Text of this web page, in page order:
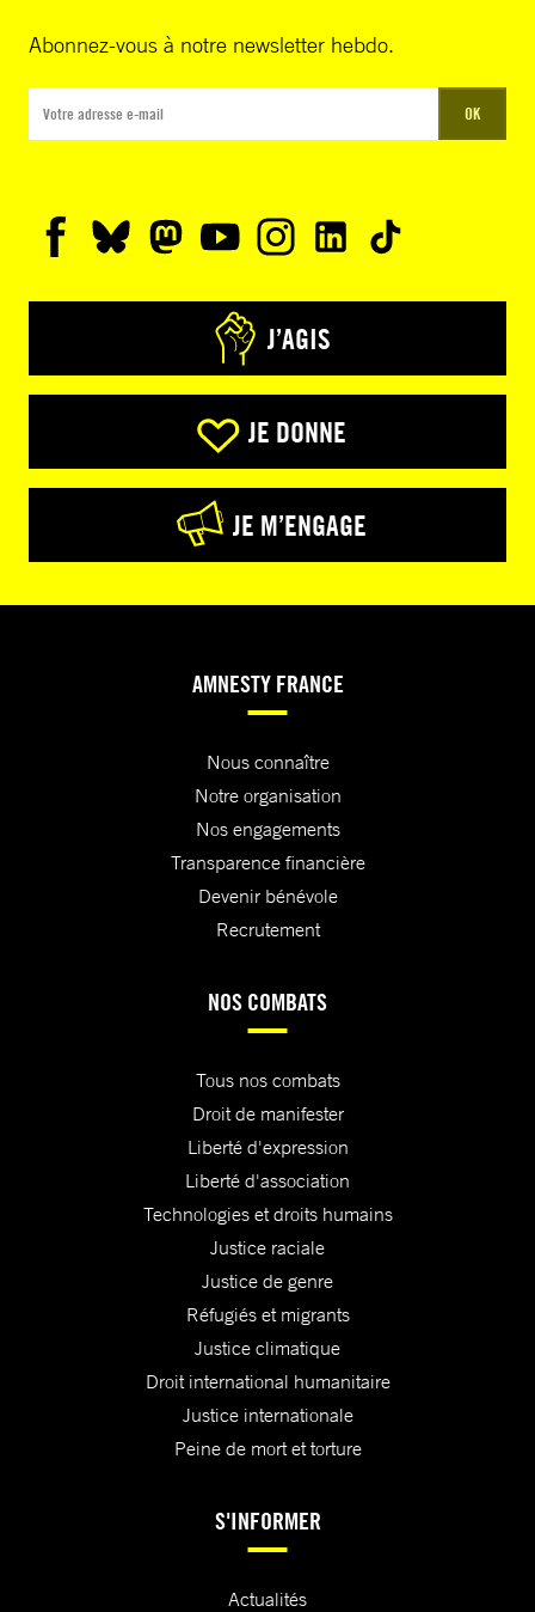
Abonnez-vous à notre newsletter hebdo.
OK
J’AGIS
JE DONNE
JE M’ENGAGE
AMNESTY FRANCE
Nous connaître
Notre organisation
Nos engagements
Transparence financière
Devenir bénévole
Recrutement
NOS COMBATS
Tous nos combats
Droit de manifester
Liberté d'expression
Liberté d'association
Technologies et droits humains
Justice raciale
Justice de genre
Réfugiés et migrants
Justice climatique
Droit international humanitaire
Justice internationale
Peine de mort et torture
S'INFORMER
Actualités